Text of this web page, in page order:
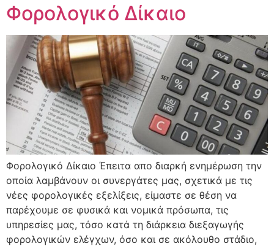
Φορολογικό Δίκαιο
Φορολογικό Δίκαιο Έπειτα απο διαρκή ενημέρωση την
οποία λαμβάνουν οι συνεργάτες μας, σχετικά με τις
νέες φορολογικές εξελίξεις, είμαστε σε θέση να
παρέχουμε σε φυσικά και νομικά πρόσωπα, τις
υπηρεσίες μας, τόσο κατά τη διάρκεια διεξαγωγής
φορολογικών ελέγχων, όσο και σε ακόλουθο στάδιο,